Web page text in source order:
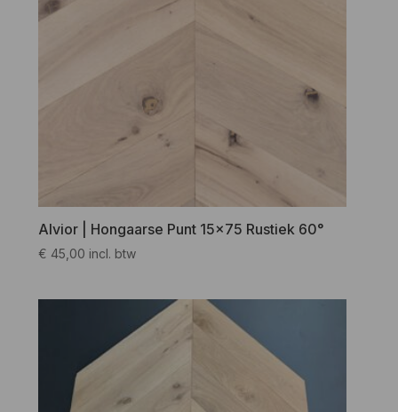
Alvior | Hongaarse Punt 15×75 Rustiek 60°
€ 45,00 incl. btw